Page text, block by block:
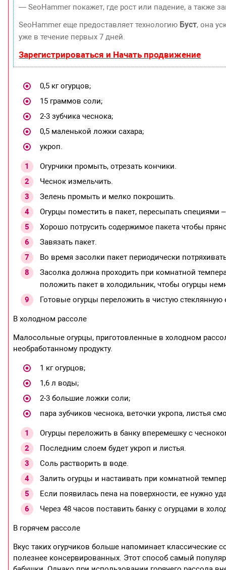
— SeoHammer покажет, где рост или падение, а также
SeoHammer еще предоставляет технологию Буст, она
уже в течение первых 7 дней.
Зарегистрироваться и Начать продвижение
0,5 кг огурцов;
15 граммов соли;
2-3 зубчика чеснока;
0,5 маленькой ложки сахара;
укроп.
Огурчики промыть, отрезать кончики.
Чеснок измельчить.
Зелень промыть и мелко покрошить.
Огурцы поместить в пакет, пересыпать специями
Хорошо потрусить содержимое пакета чтобы
Завязать пакет.
Во время засолки пакет периодически
Засолка должна проходить при комнатной
положить пакет в холодильник, чтобы огурцы
Готовые огурцы переложить в чистую
В холодном рассоле
Малосольные огурцы, приготовленные в холодном
необработанному продукту.
1 кг огурцов;
1,6 л воды;
2-3 большие ложки соли;
пара зубчиков чеснока, веточки укропа, листья
Огурцы переложить в банку вперемешку с
Последним слоем будет укроп и листья.
Соль растворить в воде.
Залить огурцы и настаивать при комнатной
Если появилась пена на поверхности, ее нужно
Через 48 часов поставить банку с огурцами в
В горячем рассоле
Вкус таких огурчиков больше напоминает классические
полезнее консервированных. Этот способ самый